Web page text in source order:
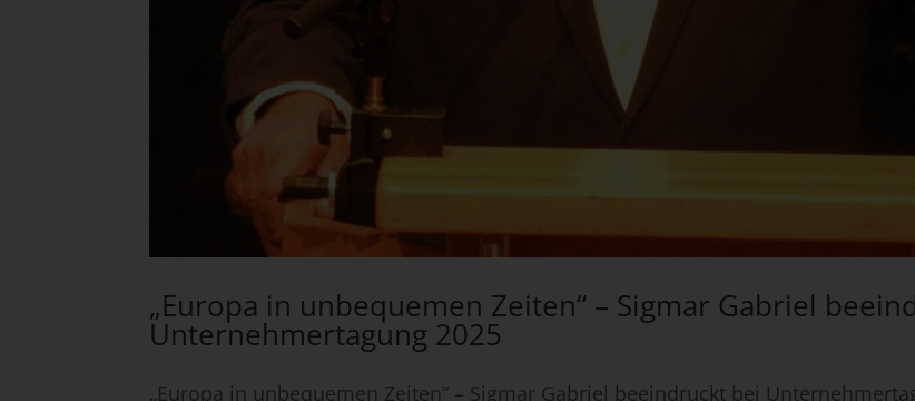
„Europa in unbequemen Zeiten“ – Sigmar Gabriel
Unternehmertagung 2025
„Europa in unbequemen Zeiten“ – Sigmar Gabriel beeindruckt bei